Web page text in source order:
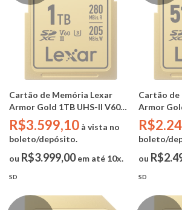
Cartão de Memória Lexar
Armor Gold 1TB UHS-II V60
SDXC (AÇO INOX / IP68 /
-25°C a 85°C / 5m Drop Proof /
Pressão de até 370N )
R$3.599,10 à vista no
boleto/depósito.
ou R$3.999,00em até 10x.
SD
Cartão de
Armor
SDXC
-25°C a
Pressão
boleto/
ou
SD